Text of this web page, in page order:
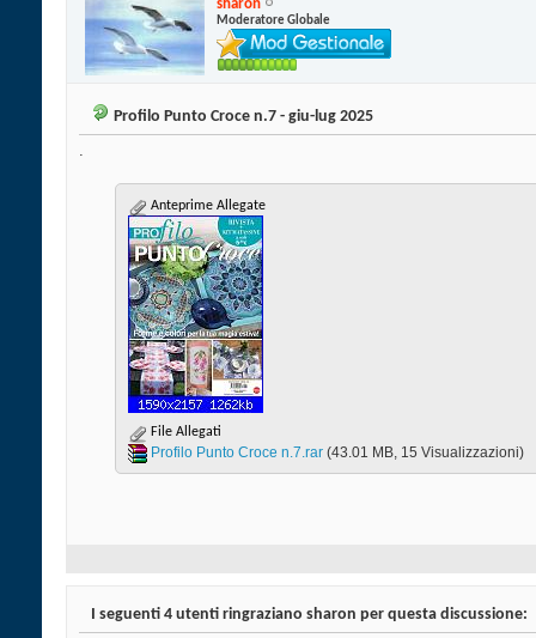
sharon
Moderatore Globale
Profilo Punto Croce n.7 - giu-lug 2025
.
Anteprime Allegate
File Allegati
Profilo Punto Croce n.7.rar‎ (43.01 MB, 15 Visualizzazioni)
I seguenti 4 utenti ringraziano sharon per questa discussione: